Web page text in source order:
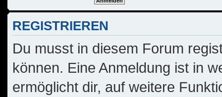
REGISTRIEREN
Du musst in diesem Forum
können. Eine Anmeldung ist in
ermöglicht dir, auf weitere